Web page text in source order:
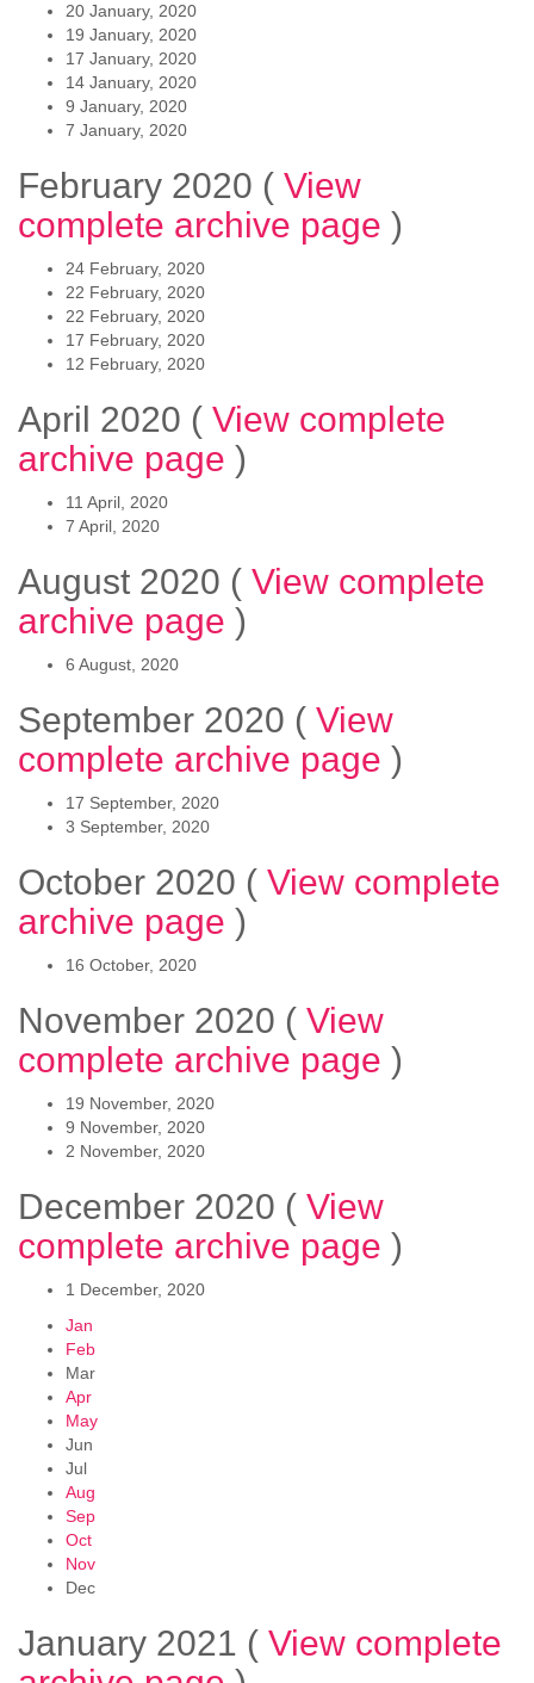
20 January, 2020
19 January, 2020
17 January, 2020
14 January, 2020
9 January, 2020
7 January, 2020
February 2020 ( View
complete archive page )
24 February, 2020
22 February, 2020
22 February, 2020
17 February, 2020
12 February, 2020
April 2020 ( View complete
archive page )
11 April, 2020
7 April, 2020
August 2020 ( View complete
archive page )
6 August, 2020
September 2020 ( View
complete archive page )
17 September, 2020
3 September, 2020
October 2020 ( View complete
archive page )
16 October, 2020
November 2020 ( View
complete archive page )
19 November, 2020
9 November, 2020
2 November, 2020
December 2020 ( View
complete archive page )
1 December, 2020
Jan
Feb
Mar
Apr
May
Jun
Jul
Aug
Sep
Oct
Nov
Dec
January 2021 ( View complete